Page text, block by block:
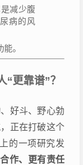
减少腹
病的风
。
更靠谱”？
好斗、野心勃
正在打破这个
的一项研究发
作、更有责任